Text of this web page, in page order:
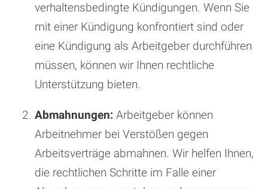
verhaltensbedingte Kündigungen. Wenn Sie
mit einer Kündigung konfrontiert sind oder
eine Kündigung als Arbeitgeber durchführen
müssen, können wir Ihnen rechtliche
Unterstützung bieten.
Abmahnungen: Arbeitgeber können
Arbeitnehmer bei Verstößen gegen
Arbeitsverträge abmahnen. Wir helfen Ihnen,
die rechtlichen Schritte im Falle einer